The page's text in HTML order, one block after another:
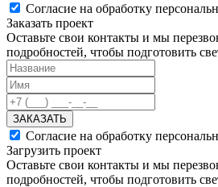
Согласие на обработку
Заказать проект
Оставьте свои контакты и мы
подробностей, чтобы подготовить
ЗАКАЗАТЬ
Согласие на обработку
Загрузить проект
Оставьте свои контакты и мы
подробностей, чтобы подготовить